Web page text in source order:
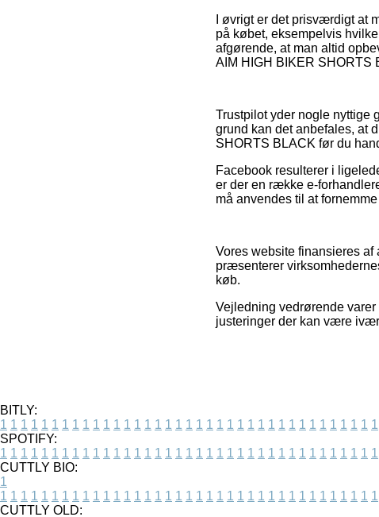
I øvrigt er det prisværdigt at
på købet, eksempelvis
afgørende, at man altid
AIM HIGH BIKER SHORTS
Trustpilot yder nogle nyttige
grund kan det anbefales, at
SHORTS BLACK før du
Facebook resulterer i
er der en række e-
må anvendes til at
Vores website finansieres
præsenterer
køb.
Vejledning vedrørende
justeringer der kan være
BITLY:
1 1 1 1 1 1 1 1 1 1 1 1 1 1 1 1 1 1 1 1 1 1 1 1 1 1 1 1 1 1 1 1 1 1 1 1 1
SPOTIFY:
1 1 1 1 1 1 1 1 1 1 1 1 1 1 1 1 1 1 1 1 1 1 1 1 1 1 1 1 1 1 1 1 1 1 1 1 1
CUTTLY BIO:
1
1 1 1 1 1 1 1 1 1 1 1 1 1 1 1 1 1 1 1 1 1 1 1 1 1 1 1 1 1 1 1 1 1 1 1 1 1
CUTTLY OLD: